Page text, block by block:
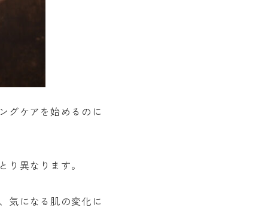
グケアを始めるのに
異なります。
気になる肌の変化に